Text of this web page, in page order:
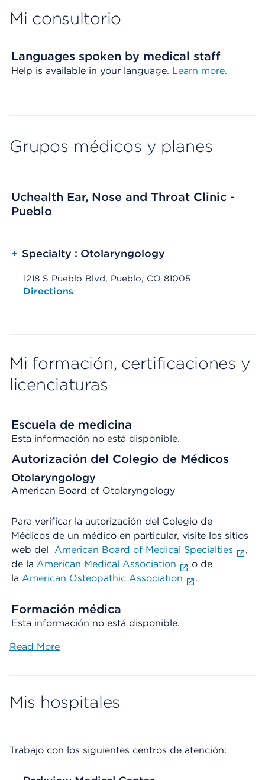
Mi consultorio
Languages spoken by medical staff
Help is available in your language. Learn more.
Grupos médicos y planes
Uchealth Ear, Nose and Throat Clinic -
Pueblo
+ Specialty : Otolaryngology
1218 S Pueblo Blvd, Pueblo, CO 81005
Opens native map application on mobile devices
Directions
Mi formación, certificaciones y
licenciaturas
Escuela de medicina
Esta información no está disponible.
Autorización del Colegio de Médicos
Otolaryngology
American Board of Otolaryngology
Para verificar la autorización del Colegio de
Médicos de un médico en particular, visite los sitios
web del American Board of Medical Specialties
,
de la American Medical Association
o de
la American Osteopathic Association .
Formación médica
Esta información no está disponible.
Read More
Mis hospitales
Trabajo con los siguientes centros de atención: